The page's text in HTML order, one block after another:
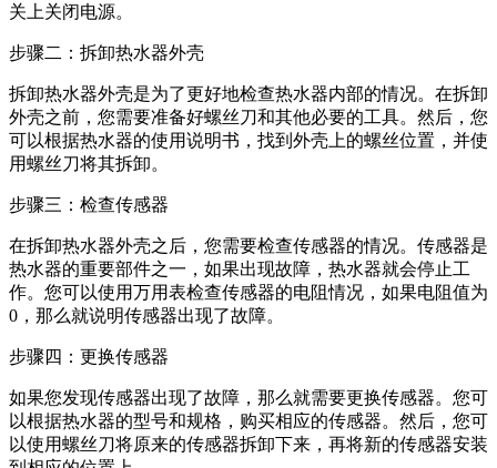
关上关闭电源。
步骤二：拆卸热水器外壳
拆卸热水器外壳是为了更好地检查热水器内部的情况。在拆卸
外壳之前，您需要准备好螺丝刀和其他必要的工具。然后，您
可以根据热水器的使用说明书，找到外壳上的螺丝位置，并使
用螺丝刀将其拆卸。
步骤三：检查传感器
在拆卸热水器外壳之后，您需要检查传感器的情况。传感器是
热水器的重要部件之一，如果出现故障，热水器就会停止工
作。您可以使用万用表检查传感器的电阻情况，如果电阻值为
0，那么就说明传感器出现了故障。
步骤四：更换传感器
如果您发现传感器出现了故障，那么就需要更换传感器。您可
以根据热水器的型号和规格，购买相应的传感器。然后，您可
以使用螺丝刀将原来的传感器拆卸下来，再将新的传感器安装